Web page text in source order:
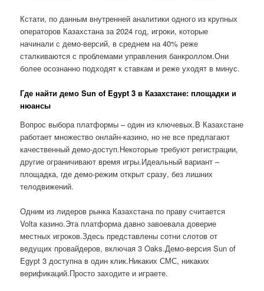
Кстати, по данным внутренней аналитики одного из крупных
операторов Казахстана за 2024 год, игроки, которые
начинали с демо-версий, в среднем на 40% реже
сталкиваются с проблемами управления банкроллом.Они
более осознанно подходят к ставкам и реже уходят в минус.
Где найти демо Sun of Egypt 3 в Казахстане: площадки и
нюансы
Вопрос выбора платформы – один из ключевых.В Казахстане
работает множество онлайн-казино, но не все предлагают
качественный демо-доступ.Некоторые требуют регистрации,
другие ограничивают время игры.Идеальный вариант –
площадка, где демо-режим открыт сразу, без лишних
телодвижений.
Одним из лидеров рынка Казахстана по праву считается
Volta казино.Эта платформа давно завоевала доверие
местных игроков.Здесь представлены сотни слотов от
ведущих провайдеров, включая 3 Oaks.Демо-версия Sun of
Egypt 3 доступна в один клик.Никаких СМС, никаких
верификаций.Просто заходите и играете.